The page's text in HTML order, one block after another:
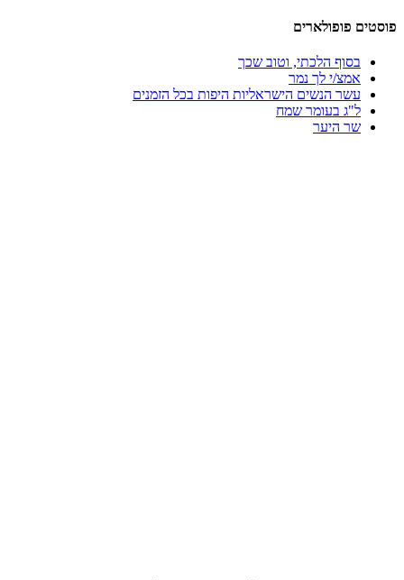
פוסטים פופולארים
בסוף הלכתי, וטוב שכך
אמצ/י לך נמר
עשר הנשים הישראליות היפות בכל הזמנים
ל"ג בעומר שמח
שר היער